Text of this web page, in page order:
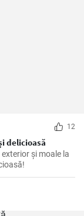
12
delicioasă
și moale la